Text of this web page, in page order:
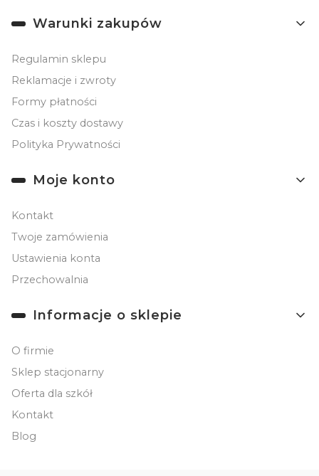
Linki w stopce
Warunki zakupów
Regulamin sklepu
Reklamacje i zwroty
Formy płatności
Czas i koszty dostawy
Polityka Prywatności
Moje konto
Kontakt
Twoje zamówienia
Ustawienia konta
Przechowalnia
Informacje o sklepie
O firmie
Sklep stacjonarny
Oferta dla szkół
Kontakt
Blog